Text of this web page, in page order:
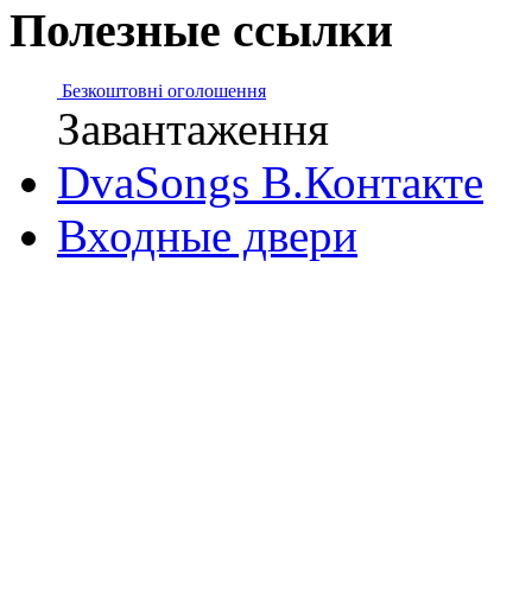
Полезные ссылки
Безкоштовні оголошення
Завантаження
DvaSongs В.Контакте
Входные двери